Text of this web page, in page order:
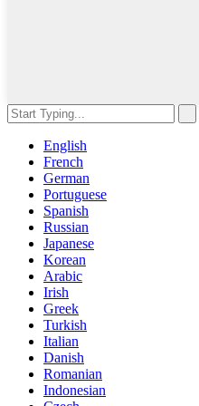
English
French
German
Portuguese
Spanish
Russian
Japanese
Korean
Arabic
Irish
Greek
Turkish
Italian
Danish
Romanian
Indonesian